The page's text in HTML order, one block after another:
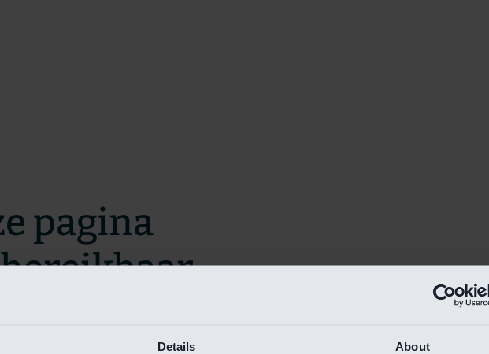
Details About
pagina
zo snel mogelijk te verhelpen.